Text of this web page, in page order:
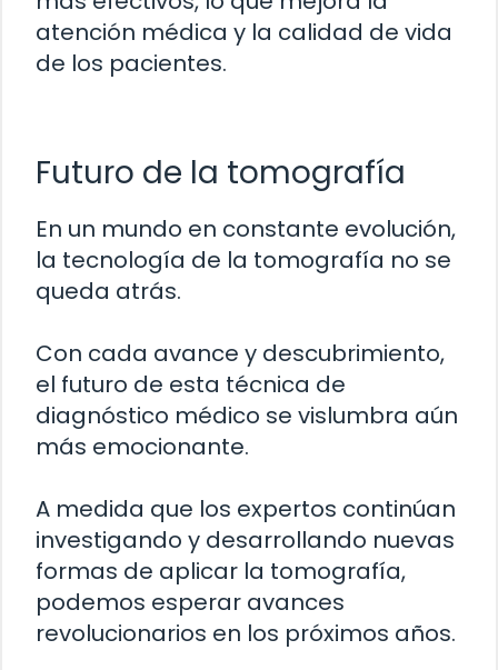
atención médica y la calidad de vida
de los pacientes.
Futuro de la tomografía
En un mundo en constante evolución,
la tecnología de la tomografía no se
queda atrás.
Con cada avance y descubrimiento,
el futuro de esta técnica de
diagnóstico médico se vislumbra aún
más emocionante.
A medida que los expertos continúan
investigando y desarrollando nuevas
formas de aplicar la tomografía,
podemos esperar avances
revolucionarios en los próximos años.